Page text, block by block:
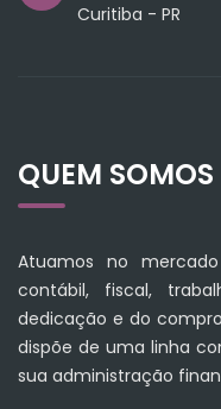
Curitiba - PR
QUEM SOMOS
Atuamos no
contábil, fiscal,
dedicação e do
dispõe de uma linha
sua administração